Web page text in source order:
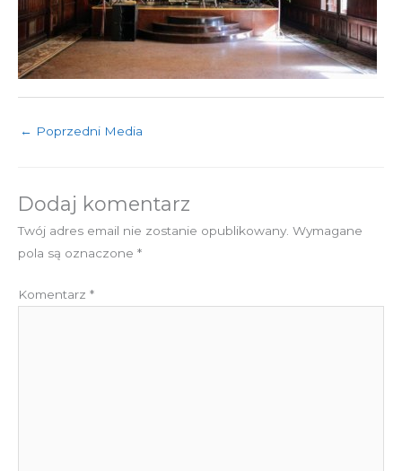
← Poprzedni Media
Dodaj komentarz
Twój adres email nie zostanie opublikowany. Wymagane
pola są oznaczone *
Komentarz *